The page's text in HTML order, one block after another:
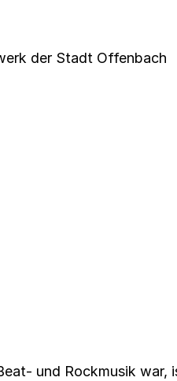
der Stadt Offenbach
und Rockmusik war,